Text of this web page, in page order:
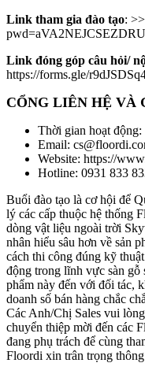
Link tham gia đào tạo:
Link đóng góp câu hỏi/
https://forms.gle/
CỔNG LIÊN HỆ VÀ
Thời gian hoạt
Email:
Website: https://
Hotline: 0931 833
Buổi đào tạo là cơ hội để
lý các cấp thuộc hệ thống
dòng vật liệu ngoài trời
nhân hiểu sâu hơn về sản
cách thi công đúng kỹ
động trong lĩnh vực sàn gỗ
phẩm này đến với đối tác,
doanh số bán hàng chắc
Các Anh/Chị Sales vui
chuyển thiệp mời đến các
đang phụ trách để cùng
Floordi xin trân trọng